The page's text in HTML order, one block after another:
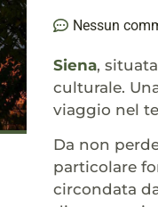
Nessun
Siena,
culturale.
viaggio nel
Da non
particolare
circondata